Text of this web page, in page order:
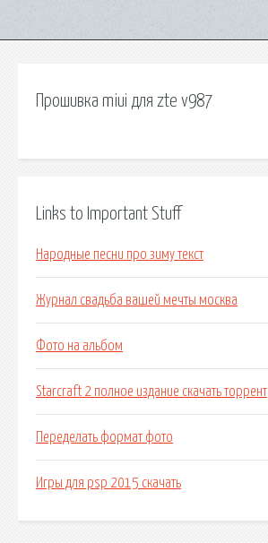
Прошивка miui для zte v987
Links to Important Stuff
Народные песни про зиму текст
Журнал свадьба вашей мечты москва
Фото на альбом
Starcraft 2 полное издание скачать торрент
Переделать формат фото
Игры для psp 2015 скачать